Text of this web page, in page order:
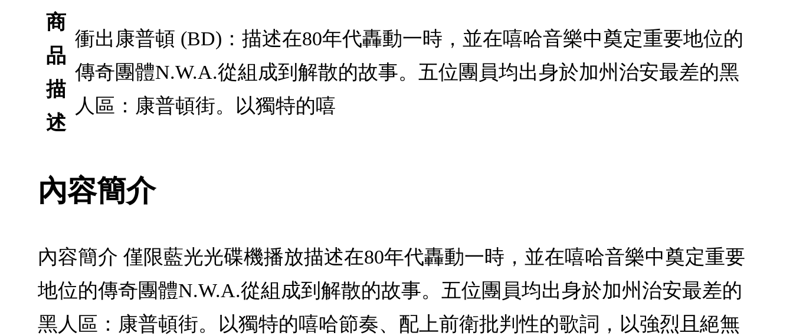
商
品
描
述
衝出康普頓 (BD)：描述在80年代轟動一時，並在嘻哈音樂中奠定重要地位的
傳奇團體N.W.A.從組成到解散的故事。五位團員均出身於加州治安最差的黑
人區：康普頓街。以獨特的嘻
內容簡介
內容簡介 僅限藍光光碟機播放描述在80年代轟動一時，並在嘻哈音樂中奠定重要
地位的傳奇團體N.W.A.從組成到解散的故事。五位團員均出身於加州治安最差的
黑人區：康普頓街。以獨特的嘻哈節奏、配上前衛批判性的歌詞，以強烈且絕無